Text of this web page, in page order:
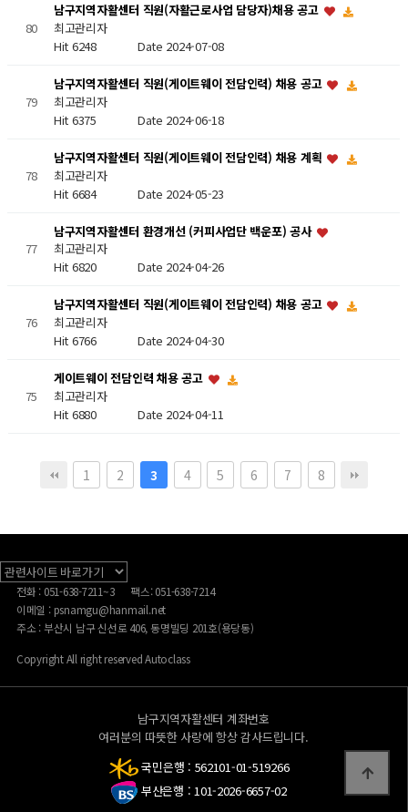
80
남구지역자활센터 직원(자활근로사업 담당자)채용 공고
최고관리자
Hit 6248 Date 2024-07-08
79
남구지역자활센터 직원(게이트웨이 전담인력) 채용 공고
최고관리자
Hit 6375 Date 2024-06-18
78
남구지역자활센터 직원(게이트웨이 전담인력) 채용 계획
최고관리자
Hit 6684 Date 2024-05-23
77
남구지역자활센터 환경개선 (커피사업단 백운포) 공사
최고관리자
Hit 6820 Date 2024-04-26
76
남구지역자활센터 직원(게이트웨이 전담인력) 채용 공고
최고관리자
Hit 6766 Date 2024-04-30
75
게이트웨이 전담인력 채용 공고
최고관리자
Hit 6880 Date 2024-04-11
1 2 3 4 5 6 7 8
전화 : 051-638-7211~3
팩스: 051-638-7214
이메일 : psnamgu@hanmail.net
주소 : 부산시 남구 신선로 406, 동명빌딩 201호(용당동)
Copyright All right reserved Autoclass
남구지역자활센터 계좌번호
여러분의 따뜻한 사랑에 항상 감사드립니다.
국민은행 : 562101-01-519266
부산은행 : 101-2026-6657-02